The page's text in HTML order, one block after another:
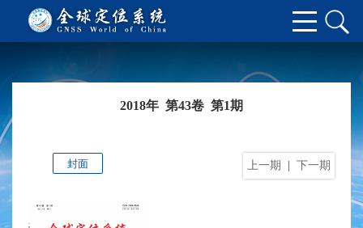
2018年 第43卷 第1期
上一期 下一期
封面